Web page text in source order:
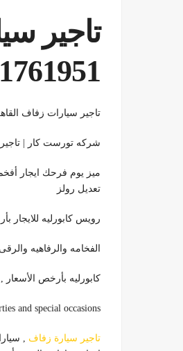
تاجير
تاجير سيارات زفاف
شركه تورست كار |
ميز يوم فرحك ايجار
تعديل رولز
رويس كابورليه للايجار
الفخامه والرفاهيه
كابورليه بأرخص
and special occasions
تاجير سيارة زفاف ,